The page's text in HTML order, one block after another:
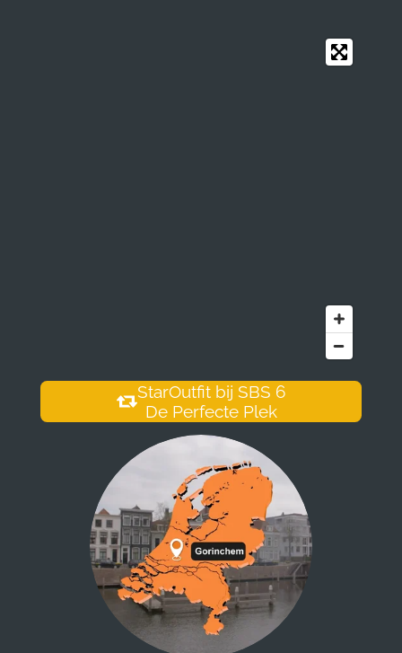
StarOutfit bij SBS 6
De Perfecte Plek